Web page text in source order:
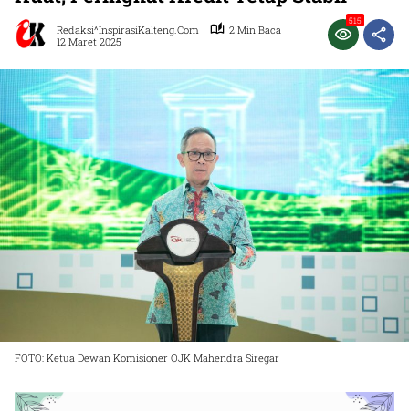
Redaksi^InspirasiKalteng.com
2 Min Baca
12 Maret 2025
515
FOTO: Ketua Dewan Komisioner OJK Mahendra Siregar